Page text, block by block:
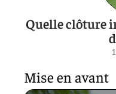
Quelle clôture
Mise en avant